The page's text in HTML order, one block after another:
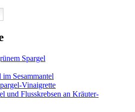
Spargel
Sesammantel
Vinaigrette
und Flusskrebsen an Kräuter-